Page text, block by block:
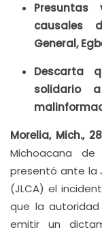
Presuntas
causales
General,
Descarta
solidario
Morelia, Mich.,
Michoacana de
presentó ante la
(JLCA) el
que la
emitir un